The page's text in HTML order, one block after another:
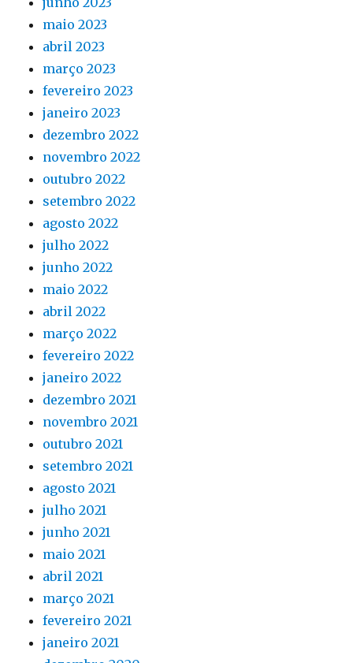
maio 2023
abril 2023
março 2023
fevereiro 2023
janeiro 2023
dezembro 2022
novembro 2022
outubro 2022
setembro 2022
agosto 2022
julho 2022
junho 2022
maio 2022
abril 2022
março 2022
fevereiro 2022
janeiro 2022
dezembro 2021
novembro 2021
outubro 2021
setembro 2021
agosto 2021
julho 2021
junho 2021
maio 2021
abril 2021
março 2021
fevereiro 2021
janeiro 2021